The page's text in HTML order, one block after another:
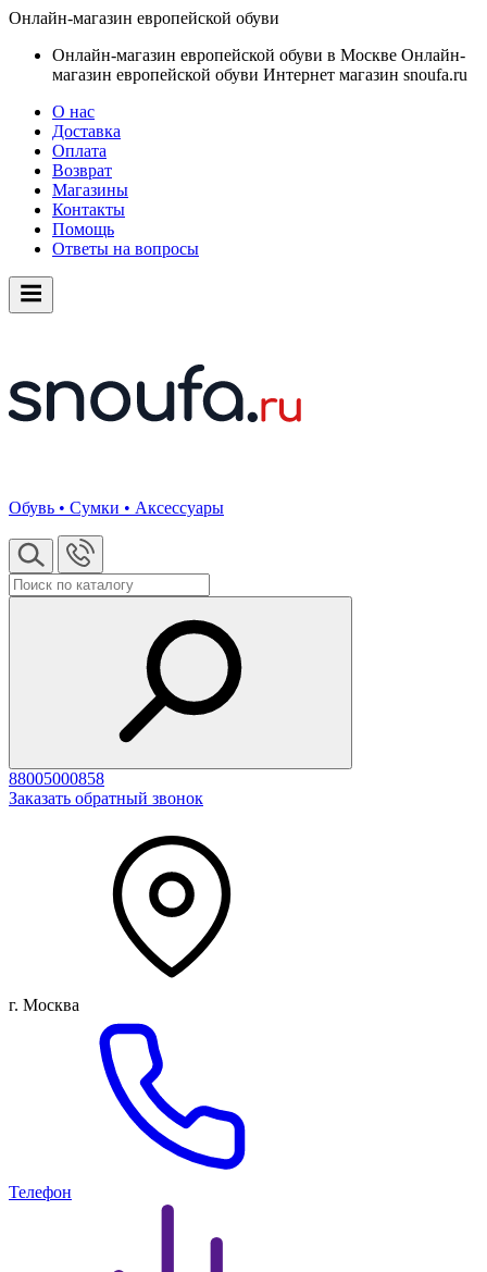
Онлайн-магазин европейской обуви
Онлайн-магазин европейской обуви в Москве Онлайн-
магазин европейской обуви Интернет магазин snoufa.ru
О нас
Доставка
Оплата
Возврат
Магазины
Контакты
Помощь
Ответы на вопросы
Обувь • Сумки • Аксессуары
88005000858
Заказать обратный звонок
г. Москва
Телефон